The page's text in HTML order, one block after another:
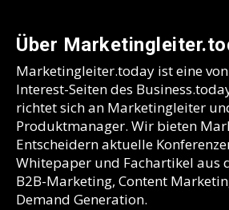
Über
Marketingleiter.today ist eine
Interest-Seiten des
richtet sich an Marketingleiter
Produktmanager. Wir bieten
Entscheidern aktuelle
Whitepaper und Fachartikel aus
B2B-Marketing, Content
Demand Generation.